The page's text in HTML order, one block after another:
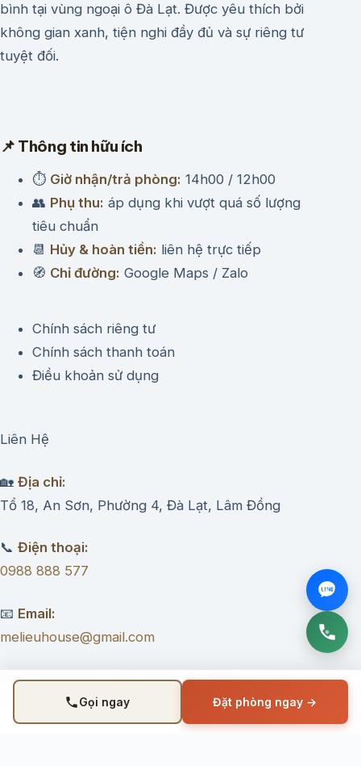
bình tại vùng ngoại ô Đà Lạt. Được yêu thích bởi
không gian xanh, tiện nghi đầy đủ và sự riêng tư
tuyệt đối.
📌 Thông tin hữu ích
⏱ Giờ nhận/trả phòng: 14h00 / 12h00
👥 Phụ thu: áp dụng khi vượt quá số lượng
tiêu chuẩn
📆 Hủy & hoàn tiền: liên hệ trực tiếp
🧭 Chỉ đường: Google Maps / Zalo
Chính sách riêng tư
Chính sách thanh toán
Điều khoản sử dụng
Liên Hệ
🏡 Địa chỉ:
Tổ 18, An Sơn, Phường 4, Đà Lạt, Lâm Đồng
📞 Điện thoại:
0988 888 577
📧 Email:
melieuhouse@gmail.com
Bản quyền © 2025 – Mệ Liệu’s House –
Homestay Đà Lạt.
Gọi ngay Đặt phòng ngay →